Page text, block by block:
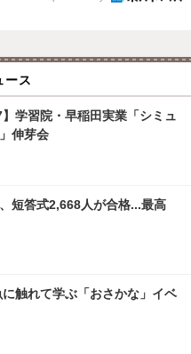
ース
】学習院・早稲田実業「シミュ
伸芽会
短答式2,668人が合格...最高
に触れて学ぶ「おさかな」イベ